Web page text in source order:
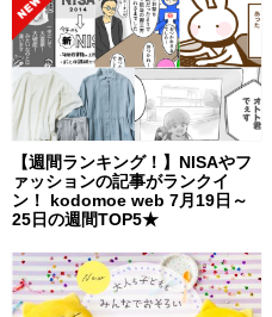
【週間ランキング！】NISAやフ
ァッションの記事がランクイ
ン！ kodomoe web 7月19日～
25日の週間TOP5★